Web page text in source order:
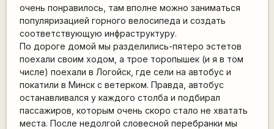
очень понравилось, там вполне можно заниматься
популяризацией горного велосипеда и создать
соответствующую инфраструктуру.
По дороге домой мы разделились-пятеро эстетов
поехали своим ходом, а трое торопышек (и я в том
числе) поехали в Логойск, где сели на автобус и
покатили в Минск с ветерком. Правда, автобус
останавливался у каждого столба и подбирал
пассажиров, которым очень скоро стало не хватать
места. После недолгой словесной перебранки мы